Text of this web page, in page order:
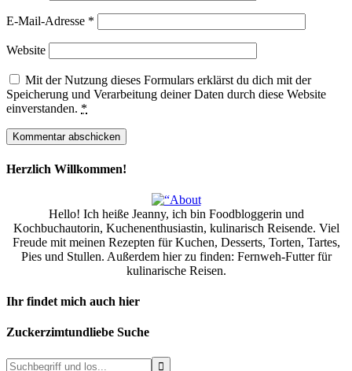
E-Mail-Adresse *
Website
Mit der Nutzung dieses Formulars erklärst du dich mit der
Speicherung und Verarbeitung deiner Daten durch diese Website
einverstanden. *
Herzlich Willkommen!
Hello! Ich heiße Jeanny, ich bin Foodbloggerin und
Kochbuchautorin, Kuchenenthusiastin, kulinarisch Reisende. Viel
Freude mit meinen Rezepten für Kuchen, Desserts, Torten, Tartes,
Pies und Stullen. Außerdem hier zu finden: Fernweh-Futter für
kulinarische Reisen.
Ihr findet mich auch hier
Zuckerzimtundliebe Suche